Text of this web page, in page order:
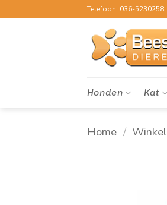
naar
Telefoon: 036-5230258
Honden Kat
Home / Winkel